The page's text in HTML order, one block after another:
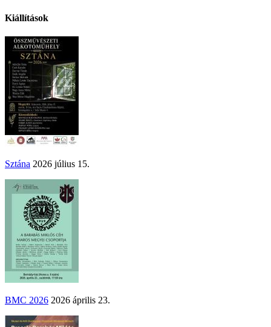
Kiállítások
Sztána 2026 július 15.
BMC 2026 2026 április 23.